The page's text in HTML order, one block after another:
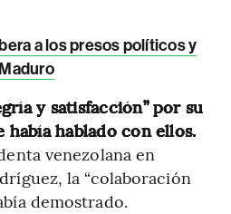
a los presos políticos y
y satisfacción” por su
hablado con ellos.
venezolana en
la “colaboración
demostrado.